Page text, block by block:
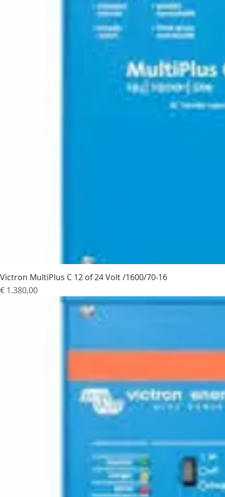
Victron MultiPlus C 12 of 24 Volt /1600/70-16
Prijs
€ 1.380,00